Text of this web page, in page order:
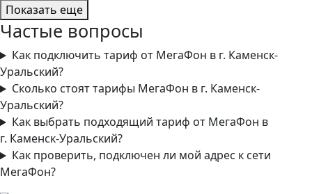
Показать еще
Частые вопросы
Как подключить тариф от МегаФон в г. Каменск-
Уральский?
Сколько стоят тарифы МегаФон в г. Каменск-
Уральский?
Как выбрать подходящий тариф от МегаФон в
г. Каменск-Уральский?
Как проверить, подключен ли мой адрес к сети
МегаФон?